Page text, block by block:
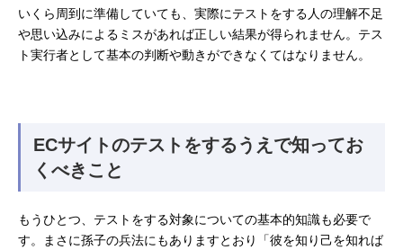
いくら周到に準備していても、実際にテストをする人の理解不足
や思い込みによるミスがあれば正しい結果が得られません。テス
ト実行者として基本の判断や動きができなくてはなりません。
ECサイトのテストをするうえで知ってお
くべきこと
もうひとつ、テストをする対象についての基本的知識も必要で
す。まさに孫子の兵法にもありますとおり「彼を知り己を知れば